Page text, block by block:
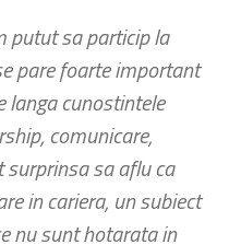
putut sa particip la
pare foarte important
langa cunostintele
comunicare,
sa aflu ca
in cariera, un subiect
nu sunt hotarata in